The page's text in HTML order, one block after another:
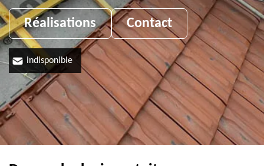
Réalisations Contact
indisponible